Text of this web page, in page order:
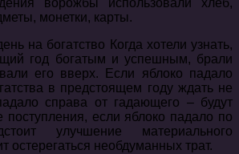
ворожбы использовали хлеб,
монетки, карты.
на богатство Когда хотели узнать,
год богатым и успешным, брали
его вверх. Если яблоко падало
в предстоящем году ждать не
справа от гадающего – будут
если яблоко падало по
улучшение материального
остерегаться необдуманных трат.